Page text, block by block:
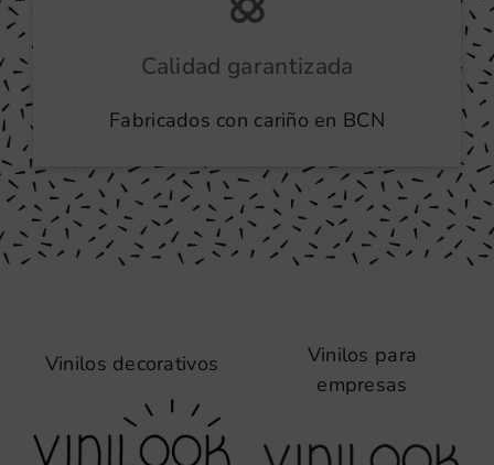
Calidad garantizada
Fabricados con cariño en BCN
Vinilos decorativos
Vinilos para
empresas